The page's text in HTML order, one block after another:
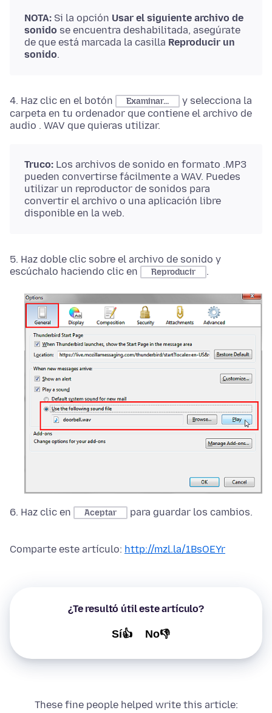
NOTA: Si la opción Usar el siguiente archivo de
sonido se encuentra deshabilitada, asegúrate
de que está marcada la casilla Reproducir un
sonido.
4. Haz clic en el botón Examinar...
y selecciona la
carpeta en tu ordenador que contiene el archivo de
audio . WAV que quieras utilizar.
Truco: Los archivos de sonido en formato .MP3
pueden convertirse fácilmente a WAV. Puedes
utilizar un reproductor de sonidos para
convertir el archivo o una aplicación libre
disponible en la web.
5. Haz doble clic sobre el archivo de sonido y
escúchalo haciendo clic en
Reproducir .
6. Haz clic en Aceptar para guardar los cambios.
Comparte este artículo: http://mzl.la/1BsOEYr
¿Te resultó útil este artículo?
Sí👍 No👎
These fine people helped write this article: